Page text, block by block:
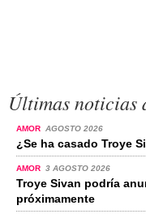
Últimas noticias
AMOR AGOSTO 2026
¿Se ha casado Troye
AMOR 3 AGOSTO 2026
Troye Sivan podría
próximamente